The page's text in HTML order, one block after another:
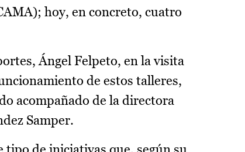
hoy, en concreto, cuatro
Ángel Felpeto, en la visita
de estos talleres,
acompañado de la directora
Samper.